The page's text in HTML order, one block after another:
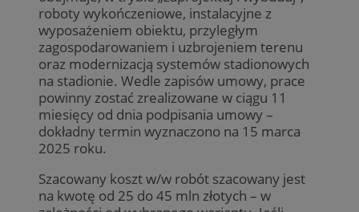
roboty wykończeniowe, instalacyjne z
wyposażeniem obiektu, przyległym
zagospodarowaniem i uzbrojeniem terenu
oraz modernizacją systemów stadionowych
na stadionie. Wedle zapisów umowy, prace
powinny zostać zrealizowane w ciągu 11
miesięcy od dnia podpisania umowy –
dokładny termin wyznaczono na 15 marca
2025 roku.
Szacowany koszt w/w robót szacowany jest
na kwotę od 25 do 45 mln złotych – w